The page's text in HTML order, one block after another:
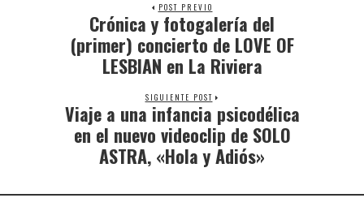
POST PREVIO
Crónica y fotogalería del
(primer) concierto de LOVE OF
LESBIAN en La Riviera
SIGUIENTE POST
Viaje a una infancia psicodélica
en el nuevo videoclip de SOLO
ASTRA, «Hola y Adiós»